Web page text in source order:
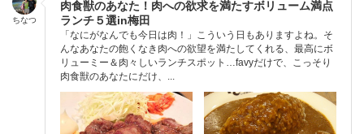
ちなつ
肉食獣のあなた！肉への欲求を満たすボリューム満点
ランチ５選in梅田
「なにがなんでも今日は肉！」こういう日もありますよね。そ
んなあなたの飽くなき肉への欲望を満たしてくれる、最高にボ
リューミー＆肉々しいランチスポット…favyだけで、こっそり
肉食獣のあなたにだけ、...